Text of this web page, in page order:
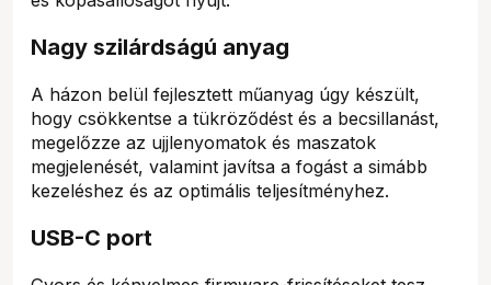
Nagy szilárdságú anyag
A házon belül fejlesztett műanyag úgy készült,
hogy csökkentse a tükröződést és a becsillanást,
megelőzze az ujjlenyomatok és maszatok
megjelenését, valamint javítsa a fogást a simább
kezeléshez és az optimális teljesítményhez.
USB-C port